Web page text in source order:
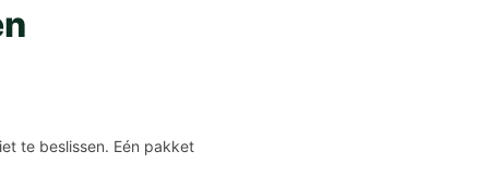
te beslissen. Eén pakket